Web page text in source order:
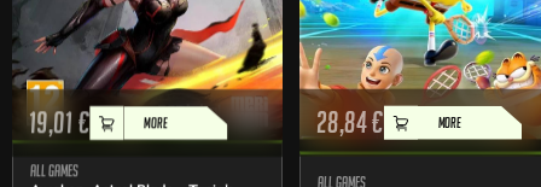
19,01€ MORE
All games
28,84€ MORE
All games